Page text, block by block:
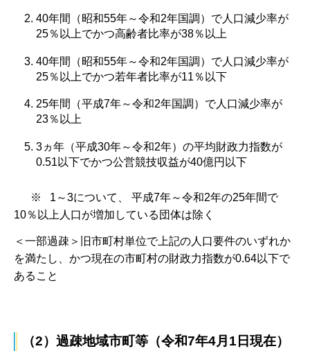
40年間（昭和55年～令和2年国調）で人口減少率が
25％以上でかつ高齢者比率が38％以上
40年間（昭和55年～令和2年国調）で人口減少率が
25％以上でかつ若年者比率が11％以下
25年間（平成7年～令和2年国調）で人口減少率が
23％以上
3ヵ年（平成30年～令和2年）の平均財政力指数が
0.51以下でかつ公営競技収益が40億円以下
※ 1～3について、 平成7年～令和2年の25年間で
10％以上人口が増加している団体は除く
＜一部過疎＞旧市町村単位で上記の人口要件のいずれか
を満たし、かつ現在の市町村の財政力指数が0.64以下で
あること
（2）過疎地域市町等（令和7年4月1日現在）